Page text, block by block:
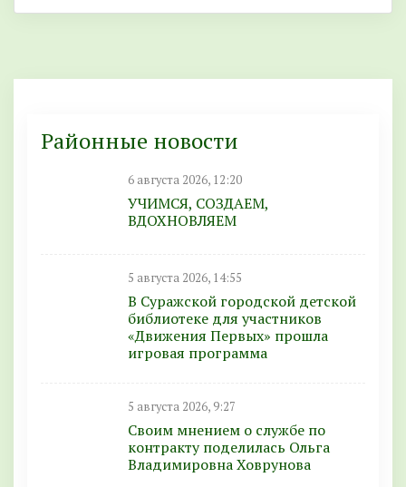
Районные новости
6 августа 2026, 12:20
УЧИМСЯ, СОЗДАЕМ,
ВДОХНОВЛЯЕМ
5 августа 2026, 14:55
В Суражской городской детской
библиотеке для участников
«Движения Первых» прошла
игровая программа
5 августа 2026, 9:27
Своим мнением о службе по
контракту поделилась Ольга
Владимировна Ховрунова